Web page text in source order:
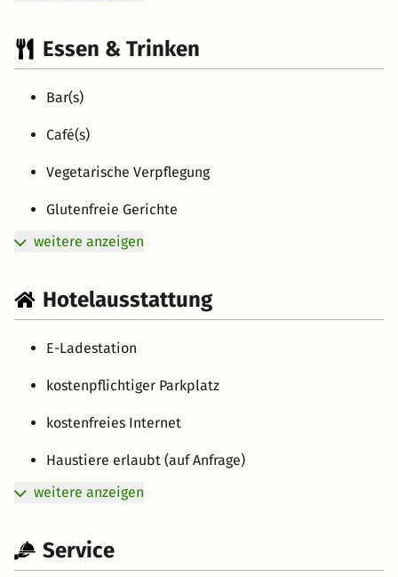
Essen & Trinken
Bar(s)
Café(s)
Vegetarische Verpflegung
Glutenfreie Gerichte
weitere anzeigen
Hotelausstattung
E-Ladestation
kostenpflichtiger Parkplatz
kostenfreies Internet
Haustiere erlaubt (auf Anfrage)
weitere anzeigen
Service